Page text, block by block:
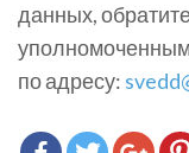
данных,
по адресу: